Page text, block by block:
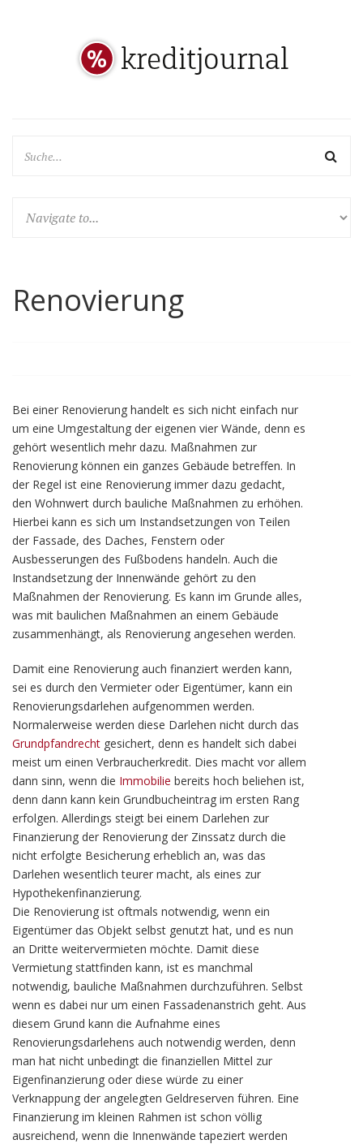
Renovierung
Bei einer Renovierung handelt es sich nicht einfach nur
um eine Umgestaltung der eigenen vier Wände, denn es
gehört wesentlich mehr dazu. Maßnahmen zur
Renovierung können ein ganzes Gebäude betreffen. In
der Regel ist eine Renovierung immer dazu gedacht,
den Wohnwert durch bauliche Maßnahmen zu erhöhen.
Hierbei kann es sich um Instandsetzungen von Teilen
der Fassade, des Daches, Fenstern oder
Ausbesserungen des Fußbodens handeln. Auch die
Instandsetzung der Innenwände gehört zu den
Maßnahmen der Renovierung. Es kann im Grunde alles,
was mit baulichen Maßnahmen an einem Gebäude
zusammenhängt, als Renovierung angesehen werden.
Damit eine Renovierung auch finanziert werden kann,
sei es durch den Vermieter oder Eigentümer, kann ein
Renovierungsdarlehen aufgenommen werden.
Normalerweise werden diese Darlehen nicht durch das
Grundpfandrecht gesichert, denn es handelt sich dabei
meist um einen Verbraucherkredit. Dies macht vor allem
dann sinn, wenn die Immobilie bereits hoch beliehen ist,
denn dann kann kein Grundbucheintrag im ersten Rang
erfolgen. Allerdings steigt bei einem Darlehen zur
Finanzierung der Renovierung der Zinssatz durch die
nicht erfolgte Besicherung erheblich an, was das
Darlehen wesentlich teurer macht, als eines zur
Hypothekenfinanzierung.
Die Renovierung ist oftmals notwendig, wenn ein
Eigentümer das Objekt selbst genutzt hat, und es nun
an Dritte weitervermieten möchte. Damit diese
Vermietung stattfinden kann, ist es manchmal
notwendig, bauliche Maßnahmen durchzuführen. Selbst
wenn es dabei nur um einen Fassadenanstrich geht. Aus
diesem Grund kann die Aufnahme eines
Renovierungsdarlehens auch notwendig werden, denn
man hat nicht unbedingt die finanziellen Mittel zur
Eigenfinanzierung oder diese würde zu einer
Verknappung der angelegten Geldreserven führen. Eine
Finanzierung im kleinen Rahmen ist schon völlig
ausreichend, wenn die Innenwände tapeziert werden